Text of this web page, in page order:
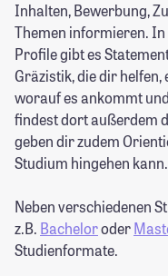
Inhalten, Bewerbung,
Themen informieren.
Profile gibt es
Gräzistik, die dir helfen,
worauf es ankommt
findest dort außerdem
geben dir zudem
Studium hingehen kann.
Neben verschiedenen
z.B. Bacheloroder
Studienformate.